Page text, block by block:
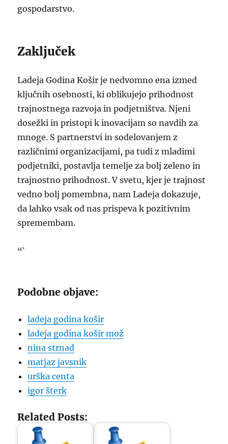
gospodarstvo.
Zaključek
Ladeja Godina Košir je nedvomno ena izmed
ključnih osebnosti, ki oblikujejo prihodnost
trajnostnega razvoja in podjetništva. Njeni
dosežki in pristopi k inovacijam so navdih za
mnoge. S partnerstvi in sodelovanjem z
različnimi organizacijami, pa tudi z mladimi
podjetniki, postavlja temelje za bolj zeleno in
trajnostno prihodnost. V svetu, kjer je trajnost
vedno bolj pomembna, nam Ladeja dokazuje,
da lahko vsak od nas prispeva k pozitivnim
spremembam.
“`
Podobne objave:
ladeja godina košir
ladeja godina košir mož
nina strnad
matjaz javsnik
urška centa
igor šterk
Related Posts: